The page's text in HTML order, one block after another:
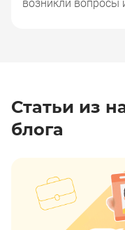
возникли вопросы
Статьи из
блога